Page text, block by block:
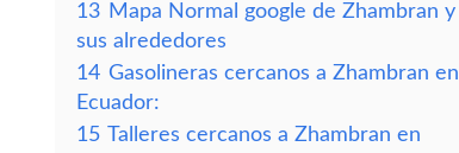
13 Mapa Normal google de Zhambran y
sus alrededores
14 Gasolineras cercanos a Zhambran en
Ecuador:
15 Talleres cercanos a Zhambran en